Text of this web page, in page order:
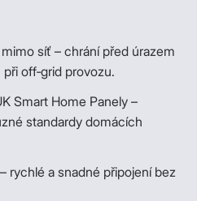
síť – chrání před úrazem
off‑grid provozu.
Smart Home Panely –
standardy domácích
rychlé a snadné připojení bez